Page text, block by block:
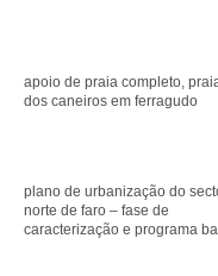
apoio de praia completo,
dos caneiros em ferragudo
plano de urbanização do
norte de faro – fase de
caracterização e programa